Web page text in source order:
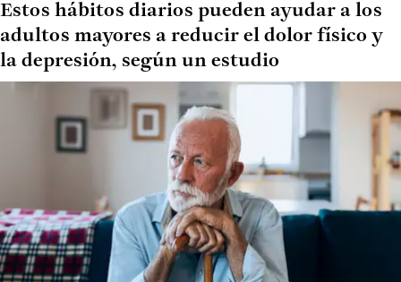
Estos hábitos diarios pueden ayudar a los
adultos mayores a reducir el dolor físico y
la depresión, según un estudio